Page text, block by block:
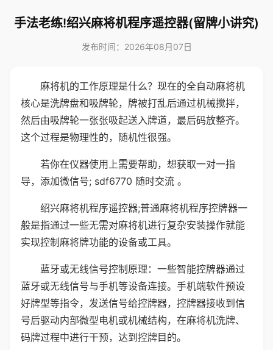
手法老练!绍兴麻将机程序遥控器(留牌小讲究)
发布时间：2026年08月07日
麻将机的工作原理是什么？现在的全自动麻将机
核心是洗牌盘和吸牌轮，牌被打乱后通过机械搅拌，
然后由吸牌轮一张张吸起送入牌道，最后码放整齐。
这个过程是物理性的，随机性很强。
若你在仪器使用上需要帮助，想获取一对一指
导，添加微信号; sdf6770 随时交流 。
绍兴麻将机程序遥控器;普通麻将机程序控牌器一
般是指通过一些无需对麻将机进行复杂安装操作就能
实现控制麻将牌功能的设备或工具。
蓝牙或无线信号控制原理：一些智能控牌器通过
蓝牙或无线信号与手机等设备连接。手机端软件预设
好牌型等指令，发送信号给控牌器，控牌器接收到信
号后驱动内部微型电机或机械结构，在麻将机洗牌、
码牌过程中进行干预，达到控牌目的。